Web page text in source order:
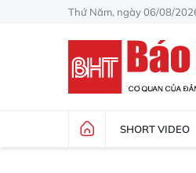
Thứ Năm, ngày 06/08/
SHORT VIDEO